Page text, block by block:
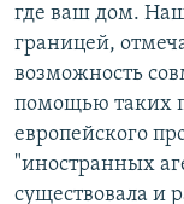
где ваш дом.
границей,
возможность
помощью таких
европейского
"иностранных
существовала и